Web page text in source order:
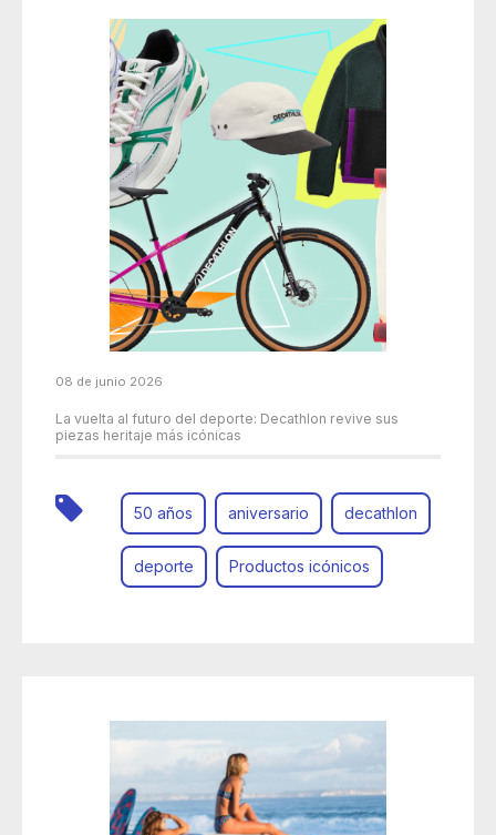
08 de junio 2026
La vuelta al futuro del deporte: Decathlon revive sus
piezas heritaje más icónicas
50 años aniversario decathlon
deporte Productos icónicos